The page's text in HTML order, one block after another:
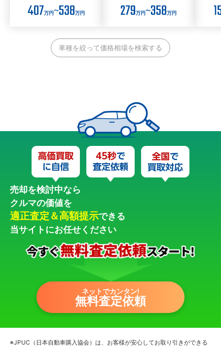
407万円〜538万円 279万円〜358万円
車種を絞って価格相場を検索する
売却を検討中なら
クルマの価値を
適正査定＆高額提示できる
当サイトにお任せください
ネットでカンタン!
無料査定依頼
※JPUC（日本自動車購入協会）は、お客様が安心してお取り引きができる